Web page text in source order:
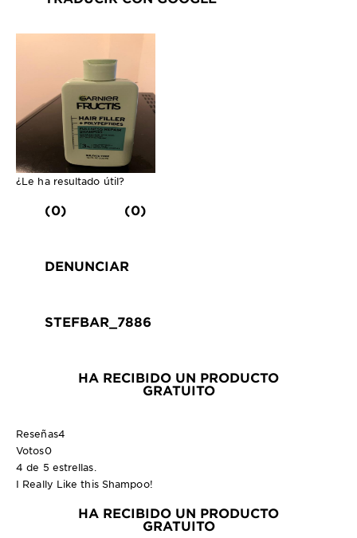
¿Le ha resultado útil?
(0) (0)
DENUNCIAR
STEFBAR_7886
HA RECIBIDO UN PRODUCTO
GRATUITO
Reseñas4
Votos0
4 de 5 estrellas.
I Really Like this Shampoo!
HA RECIBIDO UN PRODUCTO
GRATUITO